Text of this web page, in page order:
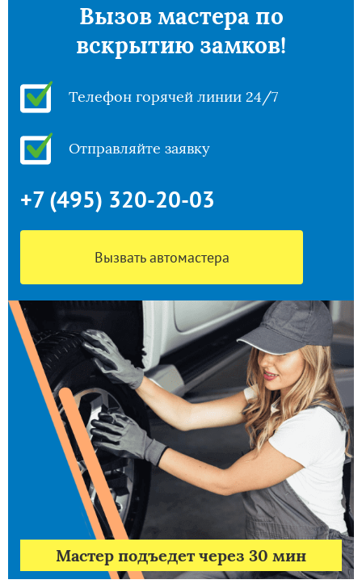
Мастер подъедет через 30 мин
Вызов мастера по
вскрытию замков!
Телефон горячей линии 24/7
Отправляйте заявку
+7 (495) 320-20-03
Вызвать автомастера